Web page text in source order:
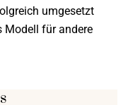
umgesetzt
Modell für andere